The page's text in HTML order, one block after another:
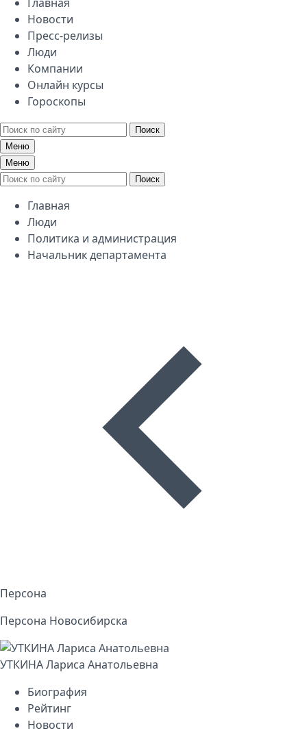
Новости
Пресс-релизы
Люди
Компании
Онлайн курсы
Гороскопы
Поиск
Меню
Меню
Поиск
Главная
Люди
Политика и администрация
Начальник департамента
Персона
Персона Новосибирска
УТКИНА Лариса Анатольевна
Биография
Рейтинг
Новости